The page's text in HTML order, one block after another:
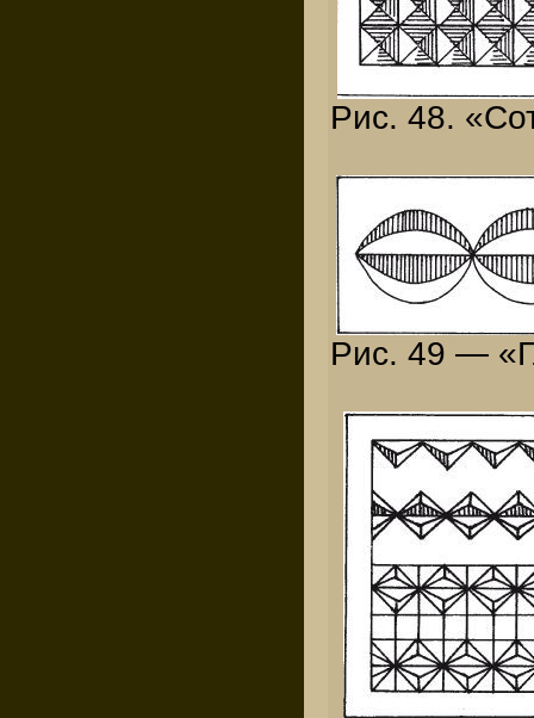
Рис. 48.
Рис. 49 —